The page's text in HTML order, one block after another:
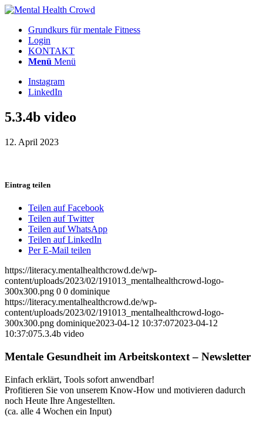
Grundkurs für mentale Fitness
Login
KONTAKT
Menü Menü
Instagram
LinkedIn
5.3.4b video
12. April 2023
Eintrag teilen
Teilen auf Facebook
Teilen auf Twitter
Teilen auf WhatsApp
Teilen auf LinkedIn
Per E-Mail teilen
https://literacy.mentalhealthcrowd.de/wp-
content/uploads/2023/02/191013_mentalhealthcrowd-logo-
300x300.png 0 0 dominique
https://literacy.mentalhealthcrowd.de/wp-
content/uploads/2023/02/191013_mentalhealthcrowd-logo-
300x300.png dominique2023-04-12 10:37:072023-04-12
10:37:075.3.4b video
Mentale Gesundheit im Arbeitskontext – Newsletter
Einfach erklärt, Tools sofort anwendbar!
Profitieren Sie von unserem Know-How und motivieren dadurch
noch Heute Ihre Angestellten.
(ca. alle 4 Wochen ein Input)